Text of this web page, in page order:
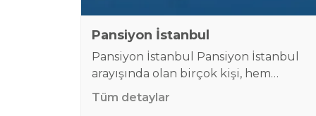
Pansiyon İstanbul
Pansiyon İstanbul Pansiyon İstanbul
arayışında olan birçok kişi, hem
bütçesine uygun hem de güvenli
konaklama çözümleri bulmak ister.
Tüm detaylar